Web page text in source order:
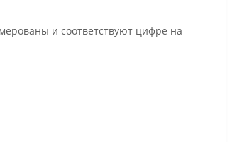
и соответствуют цифре на